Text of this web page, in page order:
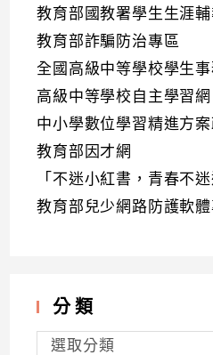
教育部國教署學生生涯輔
教育部詐騙防治專區
全國高級中等學校學生
高級中等學校自主學習網
中小學數位學習精進方
教育部因才網
「不迷小紅書，青春不
教育部兒少網路防護軟體
分類
分
類選取分類